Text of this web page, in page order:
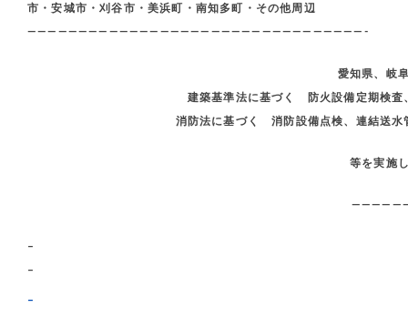
市・安城市・刈谷市・美浜町・南知多町・その他周辺
—————————————————————————————————-
愛知県、岐
建築基準法に基づく 防火設備定期検査
消防法に基づく 消防設備点検、連結送
等を実施
–
–
–